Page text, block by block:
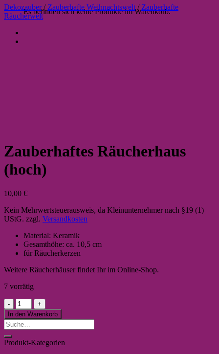
Es befinden sich keine Produkte im Warenkorb.
Dekozauber / Zauberhafte Weihnachtswelt / Zauberhafte
Räucherwelt
Zauberhaftes Räucherhaus
(hoch)
10,00 €
Kein Mehrwertsteuerausweis, da Kleinunternehmer nach §19 (1)
UStG. zzgl. Versandkosten
Material: Keramik
Gesamthöhe: ca. 10,5 cm
für Räucherkerzen
Weitere Räucherhäuser findet Ihr im Online-Shop.
7 vorrätig
Zauberhaftes
Räucherhaus
(hoch)
Menge
In den Warenkorb
Suche
nach:
Produkt-Kategorien